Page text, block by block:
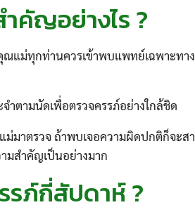
ำคัญอย่างไร ?
ณแม่ทุกท่านควรเข้าพบแพทย์เฉพาะทา
ตามนัดเพื่อตรวจครรภ์อย่างใกล้ชิด
าตรวจ ถ้าพบเจอความผิดปกติก็จะส
มสำคัญเป็นอย่างมาก
รภ์กี่สัปดาห์ ?